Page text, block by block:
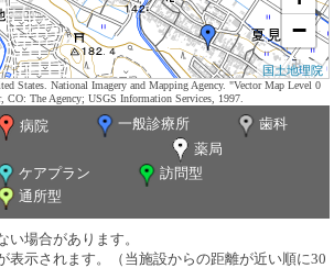
−
国土地理院
States. National Imagery and Mapping Agency. "Vector Map Level 0
The Agency; USGS Information Services, 1997.
病院 一般診療所
歯科
薬局
ケアプラン
訪問型
通所型
い場合があります。
表示されます。（当施設からの距離が近い順に30